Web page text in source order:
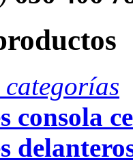
categorías
consola